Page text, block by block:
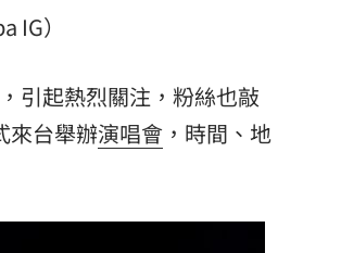
IG）
引起熱烈關注，粉絲也敲
來台舉辦演唱會 ，時間、地